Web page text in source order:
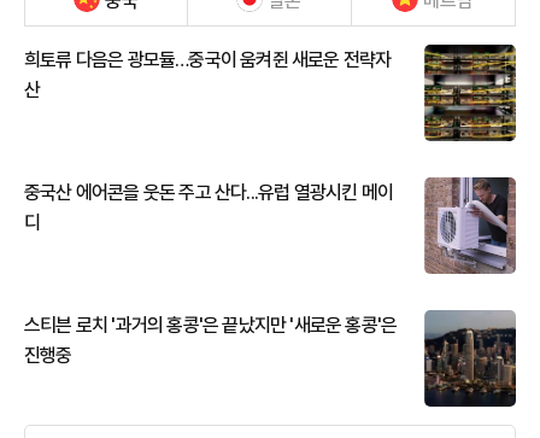
희토류 다음은 광모듈…중국이 움켜쥔 새로운 전략자
산
중국산 에어콘을 웃돈 주고 산다...유럽 열광시킨 메이
디
스티븐 로치 '과거의 홍콩'은 끝났지만 '새로운 홍콩'은
진행중